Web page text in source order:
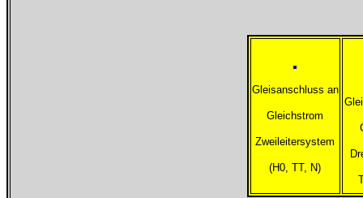
Gleisanschluss an
Gleichstrom
Zweileitersystem
(H0, TT, N)